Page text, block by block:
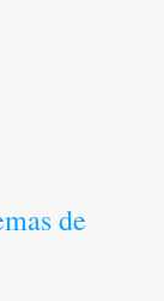
de